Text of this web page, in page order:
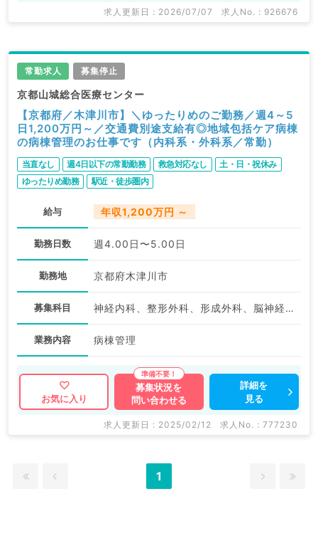
求人更新日 : 2026/07/07 求人No. : 926676
常勤求人 募集停止
京都山城総合医療センター
【京都府／木津川市】＼ゆったりめのご勤務／週4～5
日1,200万円～／交通費別途支給有◎地域包括ケア病棟
の病棟管理のお仕事です（内科系・外科系／常勤）
当直なし 週4日以下の常勤勤務 救急対応なし
土・日・祝休み
ゆったりめ勤務
駅近・徒歩圏内
給与 年収1,200万円 ～
勤務日数 週4.00日〜5.00日
勤務地 京都府木津川市
募集科目 神経内科、整形外科、形成外科、脳神経外科、呼吸器外科、心臓血管外科、泌尿器科、一般内科、循環器内科、呼吸器内科、消化器内科、内分泌・代謝内科、腎臓内科、老年内科、血液内科、外科系全般、一般外科、消化器外科、乳腺外科、膠原病科、大腸・肛門外科、脊髄・脊椎外科
業務内容 病棟管理
お気に入り
募集状況を
問い合わせる
詳細を
見る
求人更新日 : 2025/02/12 求人No. : 777230
1